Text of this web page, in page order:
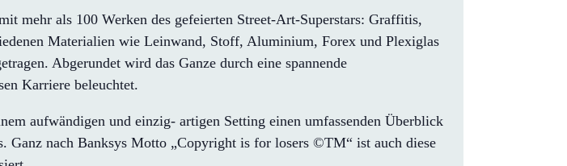
mehr als 100 Werken des gefeierten Street-Art-Superstars: Graffitis,
Materialien wie Leinwand, Stoff, Aluminium, Forex und Plexiglas
Abgerundet wird das Ganze durch eine spannende
Karriere beleuchtet.
aufwändigen und einzig- artigen Setting einen umfassenden Überblick
Ganz nach Banksys Motto „Copyright is for losers ©TM“ ist auch diese